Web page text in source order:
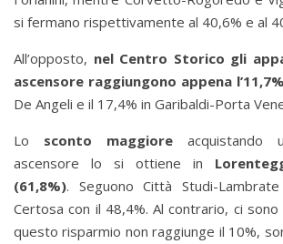
si fermano rispettivamente al 40,6% e al
All’opposto, nel Centro Storico gli
ascensore raggiungono appena l’11,7%
De Angeli e il 17,4% in Garibaldi-Porta
Lo sconto maggiore acquistando
ascensore lo si ottiene in
(61,8%). Seguono Città Studi-
Certosa con il 48,4%. Al contrario, ci
questo risparmio non raggiunge il 10%,